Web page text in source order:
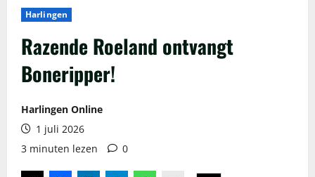
Harlingen
Razende Roeland ontvangt
Boneripper!
Harlingen Online
1 juli 2026
3 minuten lezen
0